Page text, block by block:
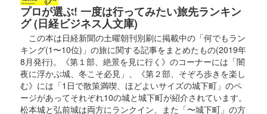
販売終了
熊本城で会おう・武士の魂-2024にてオシロボッツ×熊本城がコ
ラボした御城印が販売された。加藤清正と2枚並べると熊本城天
守閣のデザインになる。
熊本城 御城印 オシロボット 熊本城
プロが選ぶ! 一度は行ってみたい旅先ランキン
グ (日経ビジネス人文庫)
この本は日経新聞の土曜朝刊別刷に掲載中の「何でもラン
キング(1〜10位)」の旅に関する記事をまとめたもの(2019年
8月発行)。《第１部、絶景を見に行く》のコーナーには「闇
夜に浮かぶ城、冬こそ必見」、《第２部、そぞろ歩きを楽し
む》には「1日で散策満喫、ほどよいサイズの城下町」のペ
ージがあってそれぞれ10の城と城下町が紹介されています。
松本城と弘前城は両方にランクイン、また「〜城下町」の方